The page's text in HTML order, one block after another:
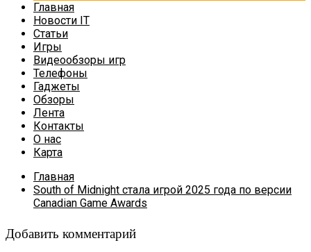
Главная
Новости IT
Статьи
Игры
Видеообзоры игр
Телефоны
Гаджеты
Обзоры
Лента
Контакты
О нас
Карта
Главная
South of Midnight стала игрой 2025 года по версии
Canadian Game Awards
Добавить комментарий